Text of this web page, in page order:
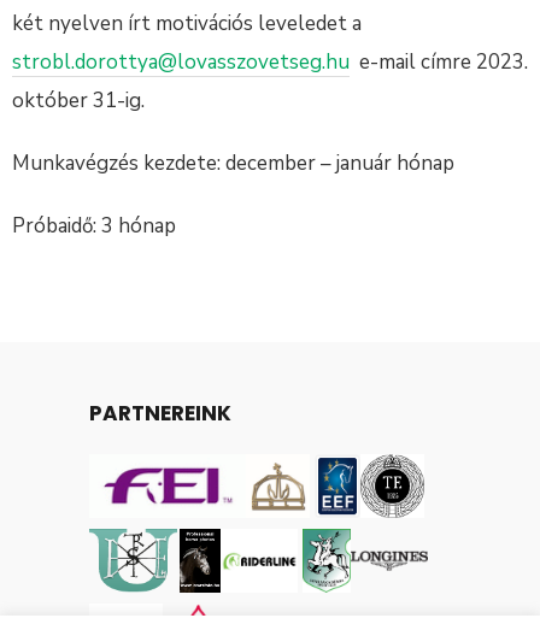
két nyelven írt motivációs leveledet a
strobl.dorottya@lovasszovetseg.hu e-mail címre 2023.
október 31-ig.
Munkavégzés kezdete: december – január hónap
Próbaidő: 3 hónap
PARTNEREINK